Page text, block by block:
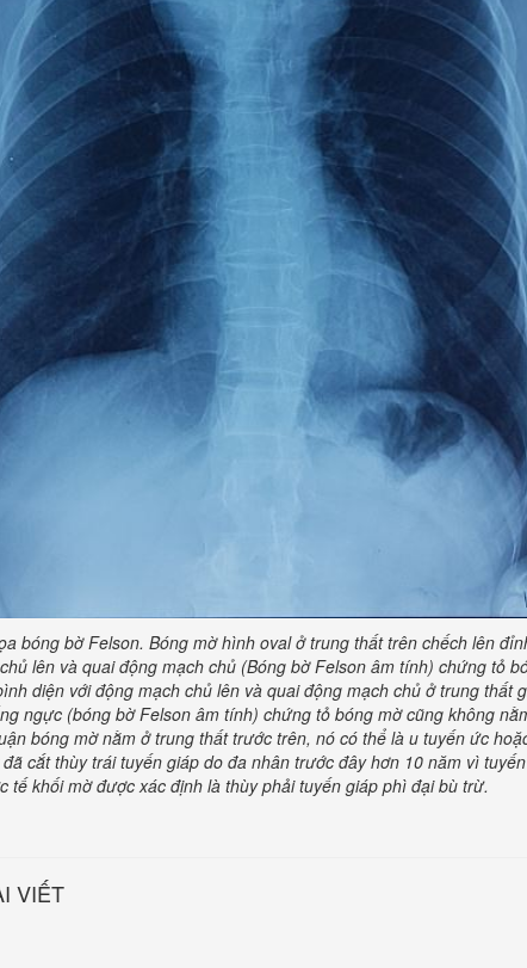
bóng bờ Felson. Bóng mờ hình oval ở trung thất trên chếch lên
lên và quai động mạch chủ (Bóng bờ Felson âm tính) chứng tỏ
diện với động mạch chủ lên và quai động mạch chủ ở trung thất
ngực (bóng bờ Felson âm tính) chứng tỏ bóng mờ cũng không
bóng mờ nằm ở trung thất trước trên, nó có thể là u tuyến ức
cắt thùy trái tuyến giáp do đa nhân trước đây hơn 10 năm vì
tế khối mờ được xác định là thùy phải tuyến giáp phì đại bù trừ.
VIẾT